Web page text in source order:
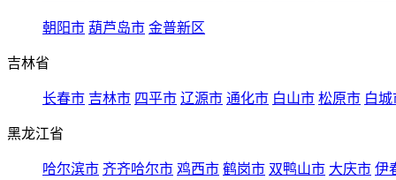
朝阳市 葫芦岛市 金普新区
吉林省
长春市 吉林市 四平市 辽源市 通化市 白山市 松原市 白城
黑龙江省
哈尔滨市 齐齐哈尔市 鸡西市 鹤岗市 双鸭山市 大庆市 伊